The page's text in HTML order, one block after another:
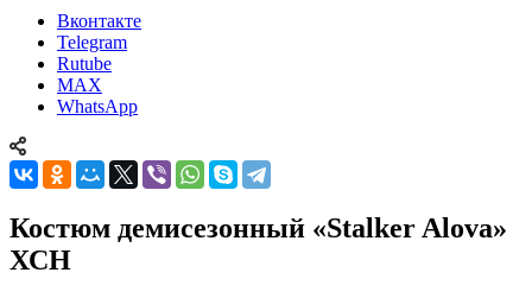
Вконтакте
Telegram
Rutube
MAX
WhatsApp
Костюм демисезонный «Stalker Alova»
ХСН